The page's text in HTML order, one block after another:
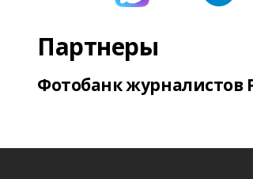
Партнеры
Фотобанк журналистов